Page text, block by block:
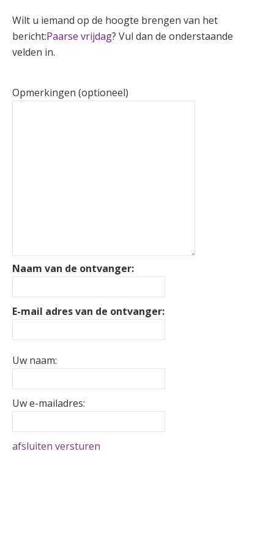
Wilt u iemand op de hoogte brengen van het
bericht:Paarse vrijdag? Vul dan de onderstaande
velden in.
Opmerkingen (optioneel)
Naam van de ontvanger:
E-mail adres van de ontvanger:
Uw naam:
Uw e-mailadres:
afsluiten versturen